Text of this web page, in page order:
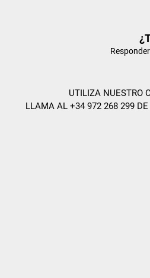
UTILIZA NUESTRO
LLAMA AL +34 972 268 299